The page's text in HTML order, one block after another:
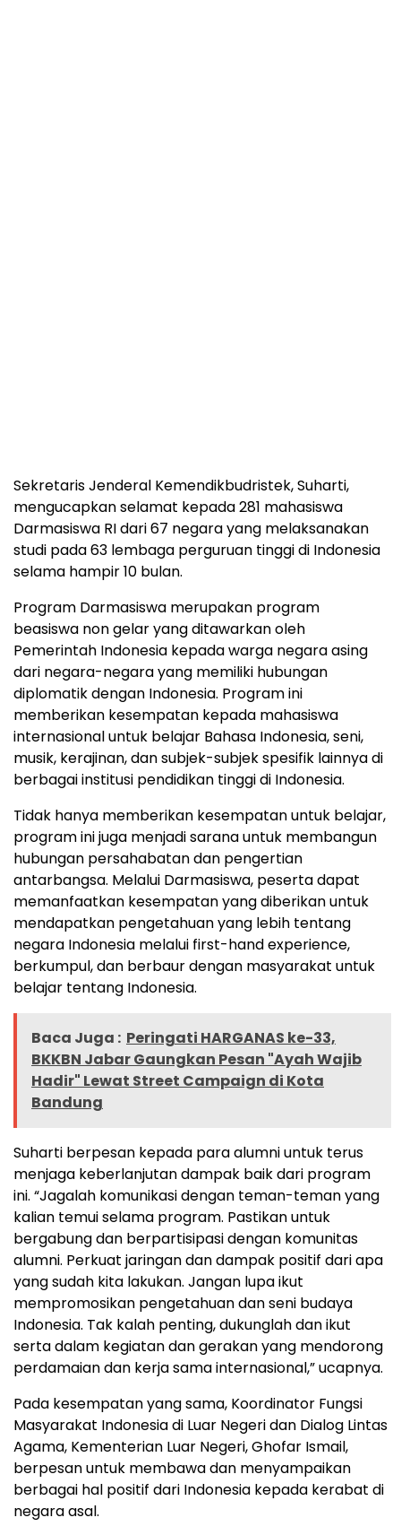
Sekretaris Jenderal Kemendikbudristek, Suharti,
mengucapkan selamat kepada 281 mahasiswa
Darmasiswa RI dari 67 negara yang melaksanakan
studi pada 63 lembaga perguruan tinggi di Indonesia
selama hampir 10 bulan.
Program Darmasiswa merupakan program
beasiswa non gelar yang ditawarkan oleh
Pemerintah Indonesia kepada warga negara asing
dari negara-negara yang memiliki hubungan
diplomatik dengan Indonesia. Program ini
memberikan kesempatan kepada mahasiswa
internasional untuk belajar Bahasa Indonesia, seni,
musik, kerajinan, dan subjek-subjek spesifik lainnya di
berbagai institusi pendidikan tinggi di Indonesia.
Tidak hanya memberikan kesempatan untuk belajar,
program ini juga menjadi sarana untuk membangun
hubungan persahabatan dan pengertian
antarbangsa. Melalui Darmasiswa, peserta dapat
memanfaatkan kesempatan yang diberikan untuk
mendapatkan pengetahuan yang lebih tentang
negara Indonesia melalui first-hand experience,
berkumpul, dan berbaur dengan masyarakat untuk
belajar tentang Indonesia.
Baca Juga : Peringati HARGANAS ke-33,
BKKBN Jabar Gaungkan Pesan "Ayah Wajib
Hadir" Lewat Street Campaign di Kota
Bandung
Suharti berpesan kepada para alumni untuk terus
menjaga keberlanjutan dampak baik dari program
ini. “Jagalah komunikasi dengan teman-teman yang
kalian temui selama program. Pastikan untuk
bergabung dan berpartisipasi dengan komunitas
alumni. Perkuat jaringan dan dampak positif dari apa
yang sudah kita lakukan. Jangan lupa ikut
mempromosikan pengetahuan dan seni budaya
Indonesia. Tak kalah penting, dukunglah dan ikut
serta dalam kegiatan dan gerakan yang mendorong
perdamaian dan kerja sama internasional,” ucapnya.
Pada kesempatan yang sama, Koordinator Fungsi
Masyarakat Indonesia di Luar Negeri dan Dialog Lintas
Agama, Kementerian Luar Negeri, Ghofar Ismail,
berpesan untuk membawa dan menyampaikan
berbagai hal positif dari Indonesia kepada kerabat di
negara asal.